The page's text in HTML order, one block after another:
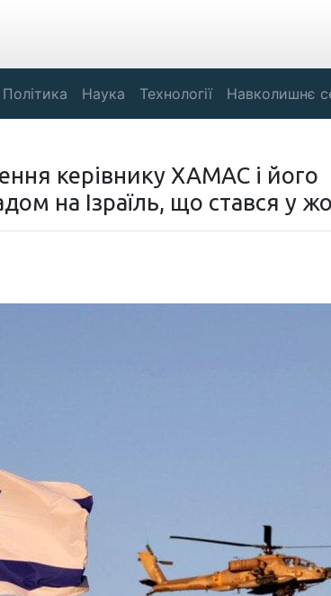
Політика Наука Технології Навколишнє
керівнику ХАМАС і його
на Ізраїль, що стався у